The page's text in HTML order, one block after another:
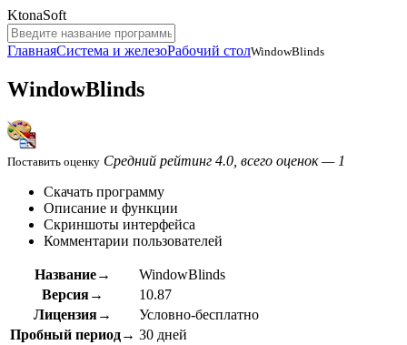
KtonaSoft
ГлавнаяСистема и железоРабочий столWindowBlinds
WindowBlinds
Поставить оценку Средний рейтинг 4.0, всего оценок — 1
Скачать программу
Описание и функции
Скриншоты интерфейса
Комментарии пользователей
Название→
WindowBlinds
Версия→
10.87
Лицензия→
Условно-бесплатно
Пробный период→ 30 дней